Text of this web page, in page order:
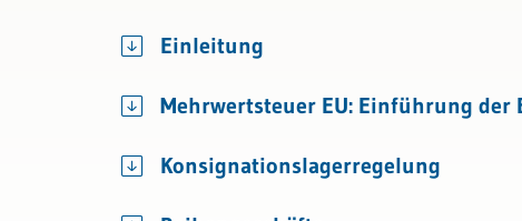
Rechnungswesen
Steuern
Einleitung
Mehrwertsteuer EU: Einführung der
Konsignationslagerregelung